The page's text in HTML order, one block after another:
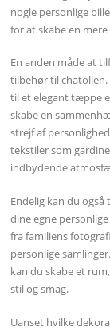
nogle personlige
for at skabe en
En anden måde at
tilbehør til
til et elegant tæppe
skabe en
strejf af
tekstiler som
indbydende
Endelig kan du
dine egne
fra familiens
personlige
kan du skabe et
stil og smag.
Uanset hvilke